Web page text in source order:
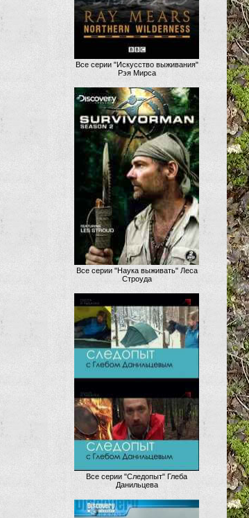
Все серии "Искусство выживания"
Рэя Мирса
Все серии "Наука выживать" Леса
Строуда
Все серии "Следопыт" Глеба
Данильцева